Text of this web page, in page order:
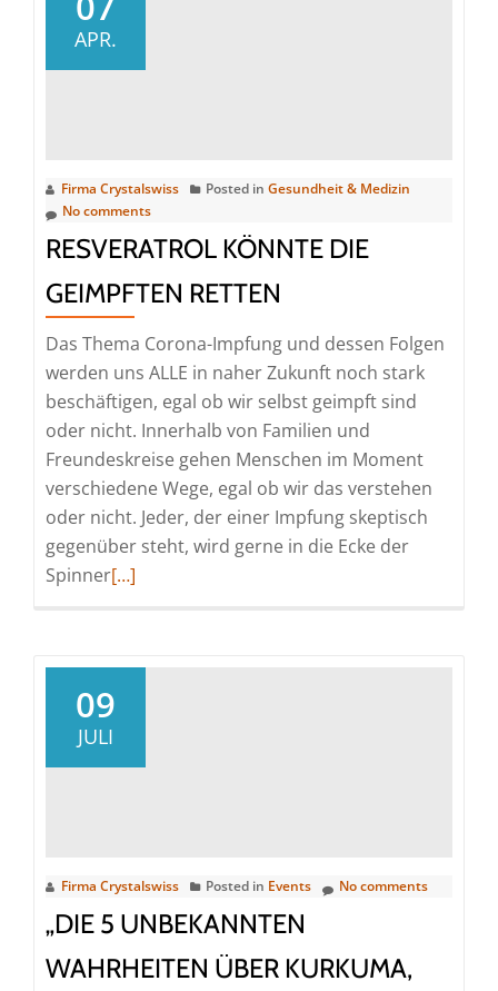
APR.
Firma Crystalswiss Posted in Gesundheit & Medizin
No comments
RESVERATROL KÖNNTE DIE
GEIMPFTEN RETTEN
Das Thema Corona-Impfung und dessen Folgen
werden uns ALLE in naher Zukunft noch stark
beschäftigen, egal ob wir selbst geimpft sind
oder nicht. Innerhalb von Familien und
Freundeskreise gehen Menschen im Moment
verschiedene Wege, egal ob wir das verstehen
oder nicht. Jeder, der einer Impfung skeptisch
gegenüber steht, wird gerne in die Ecke der
SpinnerRead
könnte
die
Geimpften
[…]
09
JULI
Firma Crystalswiss Posted in Events No comments
„DIE 5 UNBEKANNTEN
WAHRHEITEN ÜBER KURKUMA,